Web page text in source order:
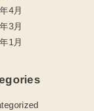
4月
3月
1月